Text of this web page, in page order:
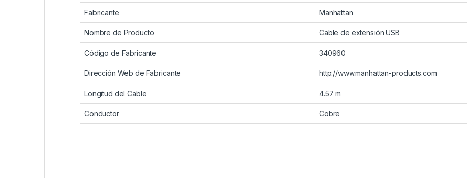
Fabricante Manhattan
Nombre de Producto Cable de extensión USB
Código de Fabricante 340960
Dirección Web de Fabricante http://www.manhattan-products.com
Longitud del Cable 4.57 m
Conductor Cobre